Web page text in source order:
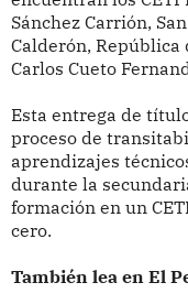
Sánchez Carrión,
Calderón, República
Carlos Cueto
Esta entrega de
proceso de
aprendizajes
durante la
formación en un
cero.
También lea en El